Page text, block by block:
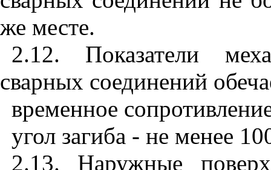
же месте.
2.12. Показатели
сварных соединений
временное
угол загиба - не менее
2.13. Наружные